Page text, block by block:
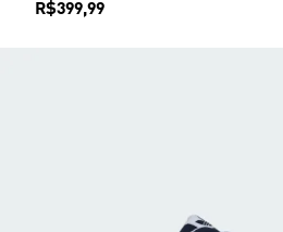
Preço
R$399,99